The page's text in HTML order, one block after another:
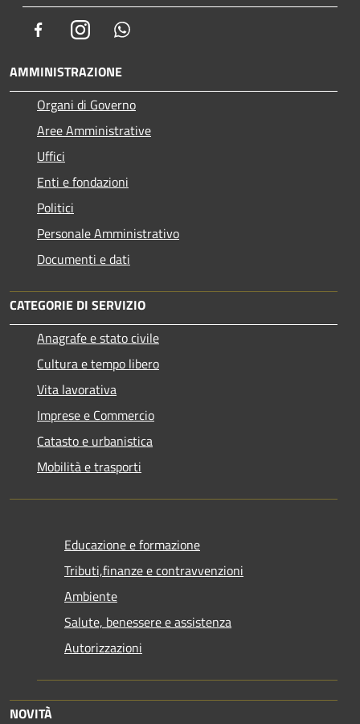
FacebookInstagram
AMMINISTRAZIONE
Organi di Governo
Aree Amministrative
Uffici
Enti e fondazioni
Politici
Personale Amministrativo
Documenti e dati
CATEGORIE DI SERVIZIO
Anagrafe e stato civile
Cultura e tempo libero
Vita lavorativa
Imprese e Commercio
Catasto e urbanistica
Mobilità e trasporti
Educazione e formazione
Tributi,finanze e contravvenzioni
Ambiente
Salute, benessere e assistenza
Autorizzazioni
NOVITÀ